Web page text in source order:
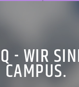
- WIR
CAMPUS.